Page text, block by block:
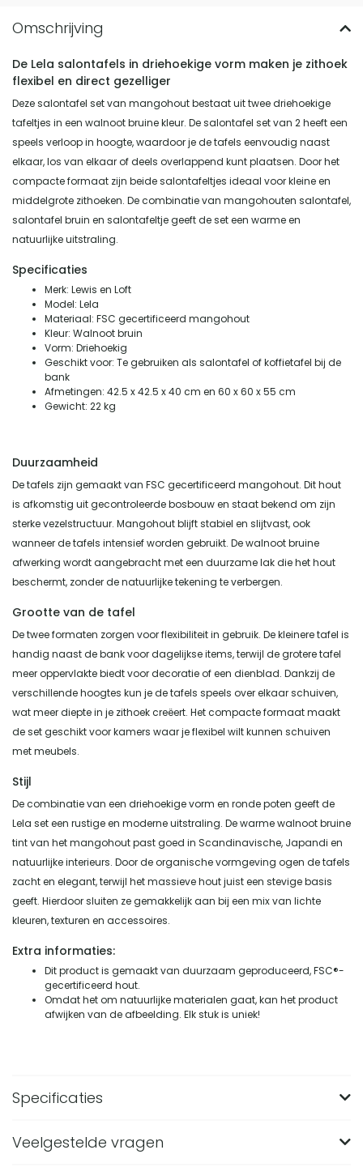
De Lela salontafels in driehoekige vorm maken je zithoek
flexibel en direct gezelliger
Deze salontafel set van mangohout bestaat uit twee driehoekige
tafeltjes in een walnoot bruine kleur. De salontafel set van 2 heeft een
speels verloop in hoogte, waardoor je de tafels eenvoudig naast
elkaar, los van elkaar of deels overlappend kunt plaatsen. Door het
compacte formaat zijn beide salontafeltjes ideaal voor kleine en
middelgrote zithoeken. De combinatie van mangohouten salontafel,
salontafel bruin en salontafeltje geeft de set een warme en
natuurlijke uitstraling.
Specificaties
Merk: Lewis en Loft
Model: Lela
Materiaal: FSC gecertificeerd mangohout
Kleur: Walnoot bruin
Vorm: Driehoekig
Geschikt voor: Te gebruiken als salontafel of koffietafel bij de
bank
Afmetingen: 42.5 x 42.5 x 40 cm en 60 x 60 x 55 cm
Gewicht: 22 kg
Duurzaamheid
De tafels zijn gemaakt van FSC gecertificeerd mangohout. Dit hout
is afkomstig uit gecontroleerde bosbouw en staat bekend om zijn
sterke vezelstructuur. Mangohout blijft stabiel en slijtvast, ook
wanneer de tafels intensief worden gebruikt. De walnoot bruine
afwerking wordt aangebracht met een duurzame lak die het hout
beschermt, zonder de natuurlijke tekening te verbergen.
Grootte van de tafel
De twee formaten zorgen voor flexibiliteit in gebruik. De kleinere tafel is
handig naast de bank voor dagelijkse items, terwijl de grotere tafel
meer oppervlakte biedt voor decoratie of een dienblad. Dankzij de
verschillende hoogtes kun je de tafels speels over elkaar schuiven,
wat meer diepte in je zithoek creëert. Het compacte formaat maakt
de set geschikt voor kamers waar je flexibel wilt kunnen schuiven
met meubels.
Stijl
De combinatie van een driehoekige vorm en ronde poten geeft de
Lela set een rustige en moderne uitstraling. De warme walnoot bruine
tint van het mangohout past goed in Scandinavische, Japandi en
natuurlijke interieurs. Door de organische vormgeving ogen de tafels
zacht en elegant, terwijl het massieve hout juist een stevige basis
geeft. Hierdoor sluiten ze gemakkelijk aan bij een mix van lichte
kleuren, texturen en accessoires.
Extra informaties:
Dit product is gemaakt van duurzaam geproduceerd, FSC®-
gecertificeerd hout.
Omdat het om natuurlijke materialen gaat, kan het product
afwijken van de afbeelding. Elk stuk is uniek!
Specificaties
Merk
Veelgestelde vragen